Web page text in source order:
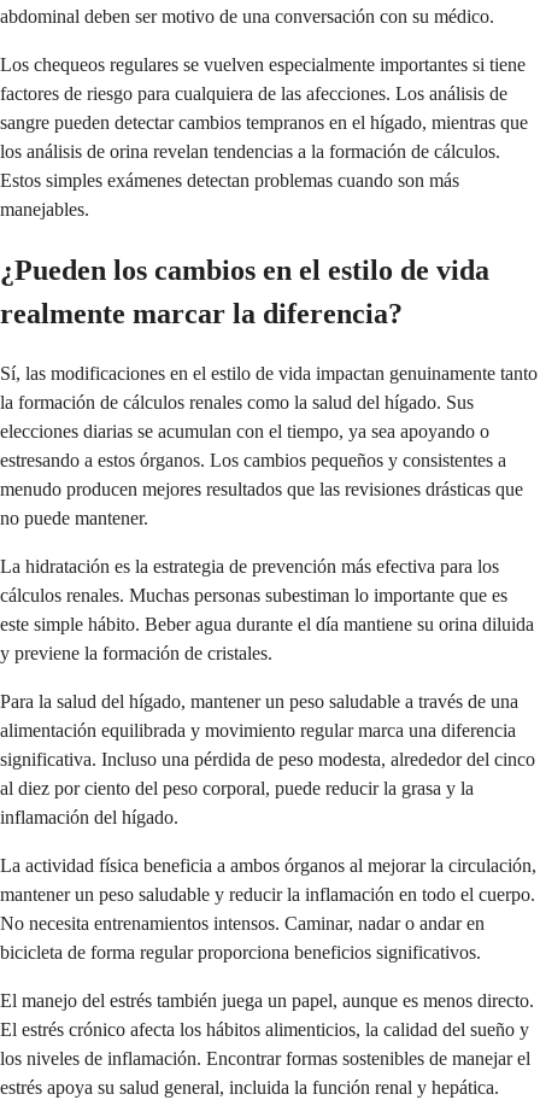
abdominal deben ser motivo de una conversación con su médico.
Los chequeos regulares se vuelven especialmente importantes si tiene
factores de riesgo para cualquiera de las afecciones. Los análisis de
sangre pueden detectar cambios tempranos en el hígado, mientras que
los análisis de orina revelan tendencias a la formación de cálculos.
Estos simples exámenes detectan problemas cuando son más
manejables.
¿Pueden los cambios en el estilo de vida
realmente marcar la diferencia?
Sí, las modificaciones en el estilo de vida impactan genuinamente tanto
la formación de cálculos renales como la salud del hígado. Sus
elecciones diarias se acumulan con el tiempo, ya sea apoyando o
estresando a estos órganos. Los cambios pequeños y consistentes a
menudo producen mejores resultados que las revisiones drásticas que
no puede mantener.
La hidratación es la estrategia de prevención más efectiva para los
cálculos renales. Muchas personas subestiman lo importante que es
este simple hábito. Beber agua durante el día mantiene su orina diluida
y previene la formación de cristales.
Para la salud del hígado, mantener un peso saludable a través de una
alimentación equilibrada y movimiento regular marca una diferencia
significativa. Incluso una pérdida de peso modesta, alrededor del cinco
al diez por ciento del peso corporal, puede reducir la grasa y la
inflamación del hígado.
La actividad física beneficia a ambos órganos al mejorar la circulación,
mantener un peso saludable y reducir la inflamación en todo el cuerpo.
No necesita entrenamientos intensos. Caminar, nadar o andar en
bicicleta de forma regular proporciona beneficios significativos.
El manejo del estrés también juega un papel, aunque es menos directo.
El estrés crónico afecta los hábitos alimenticios, la calidad del sueño y
los niveles de inflamación. Encontrar formas sostenibles de manejar el
estrés apoya su salud general, incluida la función renal y hepática.